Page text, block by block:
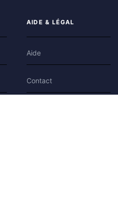
AIDE & LÉGAL
Aide
Contact